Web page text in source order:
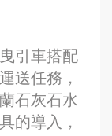
引車搭配
送任務，
石灰石水
的導入，